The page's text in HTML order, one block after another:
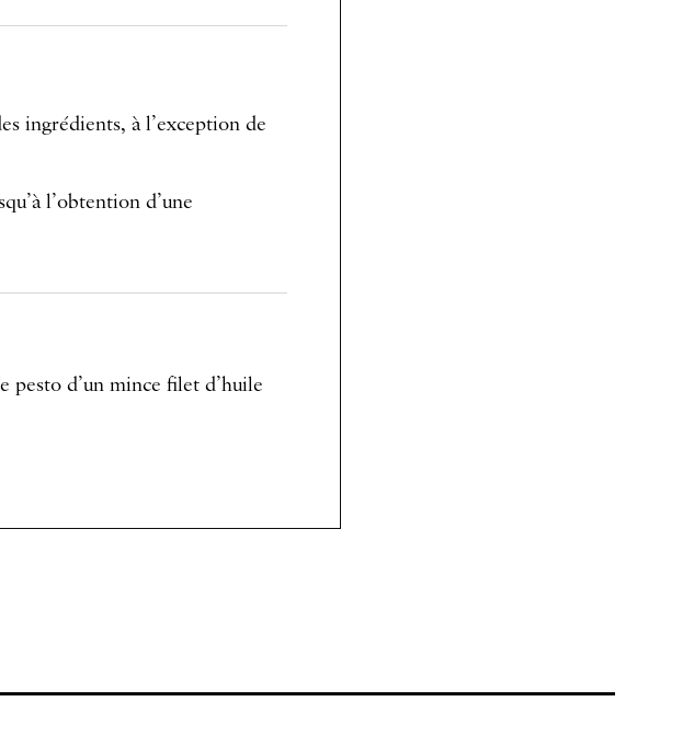
ingrédients, à l’exception de
l’obtention d’une
d’un mince filet d’huile